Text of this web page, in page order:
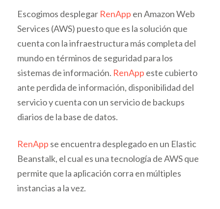
Escogimos desplegar RenApp en Amazon Web
Services (AWS) puesto que es la solución que
cuenta con la infraestructura más completa del
mundo en términos de seguridad para los
sistemas de información. RenApp este cubierto
ante perdida de información, disponibilidad del
servicio y cuenta con un servicio de backups
diarios de la base de datos.
RenApp se encuentra desplegado en un Elastic
Beanstalk, el cual es una tecnología de AWS que
permite que la aplicación corra en múltiples
instancias a la vez.